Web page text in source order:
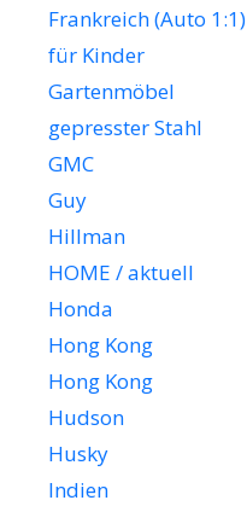
Frankreich (Auto 1:1)
für Kinder
Gartenmöbel
gepresster Stahl
GMC
Guy
Hillman
HOME / aktuell
Honda
Hong Kong
Hong Kong
Hudson
Husky
Indien